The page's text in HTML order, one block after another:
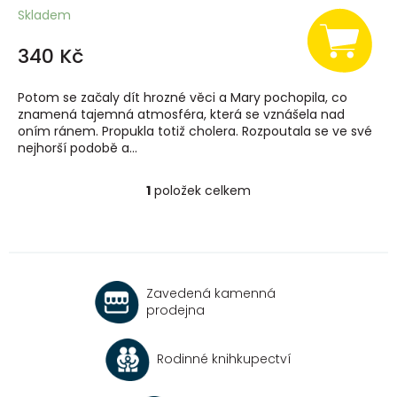
Skladem
340 Kč
Potom se začaly dít hrozné věci a Mary pochopila, co
znamená tajemná atmosféra, která se vznášela nad
oním ránem. Propukla totiž cholera. Rozpoutala se ve své
nejhorší podobě a...
O
c
í
r
v
1 položek celkem
Zavedená kamenná
prodejna
Rodinné knihkupectví